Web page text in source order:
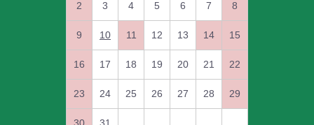
2 3 4 5 6 7 8
9 10 11 12 13 14 15
16 17 18 19 20 21 22
23 24 25 26 27 28 29
30 31